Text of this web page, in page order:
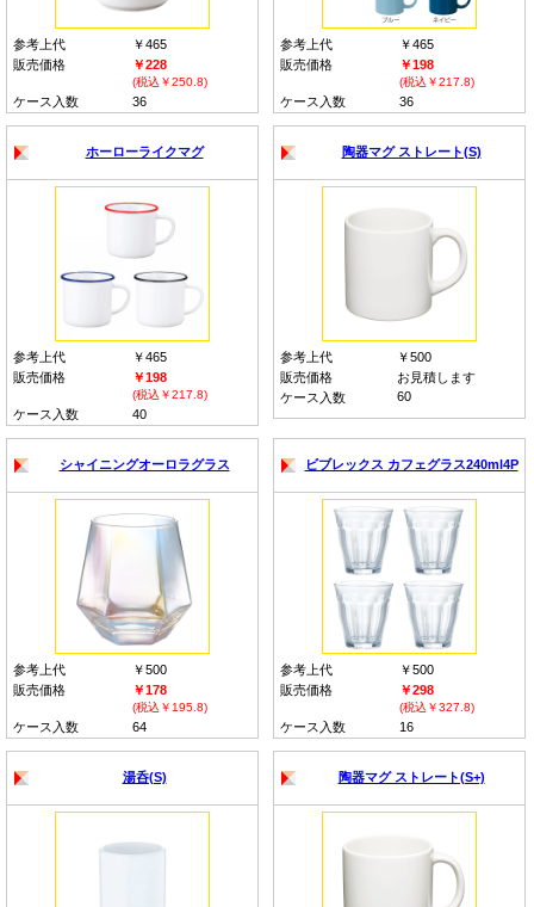
参考上代
￥465
販売価格
￥228
(税込￥250.8)
ケース入数 36
参考上代
￥465
販売価格
￥198
(税込￥217.8)
ケース入数 36
ホーローライクマグ
参考上代
￥465
販売価格
￥198
(税込￥217.8)
ケース入数 40
陶器マグ ストレート(S)
参考上代
￥500
販売価格
お見積します
ケース入数
60
シャイニングオーロラグラス
参考上代
￥500
販売価格
￥178
(税込￥195.8)
ケース入数 64
ビブレックス カフェグラス240ml4P
参考上代
￥500
販売価格
￥298
(税込￥327.8)
ケース入数 16
湯呑(S) 陶器マグ ストレート(S+)